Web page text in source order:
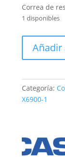
Correa de
1 disponibles
Casio
GD-
1
cantidad
Añadir
Categoría:
X6900-1